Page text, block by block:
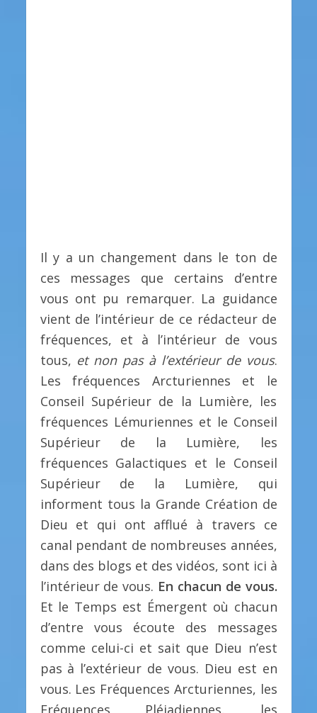
Il y a un changement dans le ton de
ces messages que certains d’entre
vous ont pu remarquer. La guidance
vient de l’intérieur de ce rédacteur de
fréquences, et à l’intérieur de vous
tous, et non pas à l’extérieur de vous.
Les fréquences Arcturiennes et le
Conseil Supérieur de la Lumière, les
fréquences Lémuriennes et le Conseil
Supérieur de la Lumière, les
fréquences Galactiques et le Conseil
Supérieur de la Lumière, qui
informent tous la Grande Création de
Dieu et qui ont afflué à travers ce
canal pendant de nombreuses années,
dans des blogs et des vidéos, sont ici à
l’intérieur de vous. En chacun de vous.
Et le Temps est Émergent où chacun
d’entre vous écoute des messages
comme celui-ci et sait que Dieu n’est
pas à l’extérieur de vous. Dieu est en
vous. Les Fréquences Arcturiennes, les
Fréquences Pléiadiennes, les